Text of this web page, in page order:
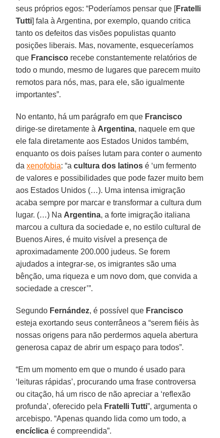
seus próprios egos: “Poderíamos pensar que [Fratelli
Tutti] fala à Argentina, por exemplo, quando critica
tanto os defeitos das visões populistas quanto
posições liberais. Mas, novamente, esqueceríamos
que Francisco recebe constantemente relatórios de
todo o mundo, mesmo de lugares que parecem muito
remotos para nós, mas, para ele, são igualmente
importantes”.
No entanto, há um parágrafo em que Francisco
dirige-se diretamente à Argentina, naquele em que
ele fala diretamente aos Estados Unidos também,
enquanto os dois países lutam para conter o aumento
daxenofobia: “acultura dos latinos é ‘um fermento
de valores e possibilidades que pode fazer muito bem
aos Estados Unidos (…). Uma intensa imigração
acaba sempre por marcar e transformar a cultura dum
lugar. (…) Na Argentina, a forte imigração italiana
marcou a cultura da sociedade e, no estilo cultural de
Buenos Aires, é muito visível a presença de
aproximadamente 200.000 judeus. Se forem
ajudados a integrar-se, os imigrantes são uma
bênção, uma riqueza e um novo dom, que convida a
sociedade a crescer’”.
Segundo Fernández, é possível que Francisco
esteja exortando seus conterrâneos a “serem fiéis às
nossas origens para não perdermos aquela abertura
generosa capaz de abrir um espaço para todos”.
“Em um momento em que o mundo é usado para
‘leituras rápidas’, procurando uma frase controversa
ou citação, há um risco de não apreciar a ‘reflexão
profunda’, oferecido pela Fratelli Tutti”, argumenta o
arcebispo. “Apenas quando lida como um todo, a
encíclica é compreendida”.